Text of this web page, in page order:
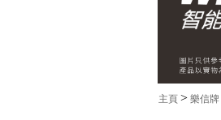
主頁 > 樂信牌